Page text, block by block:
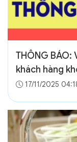
THÔNG
khách hàng
17/11/2025